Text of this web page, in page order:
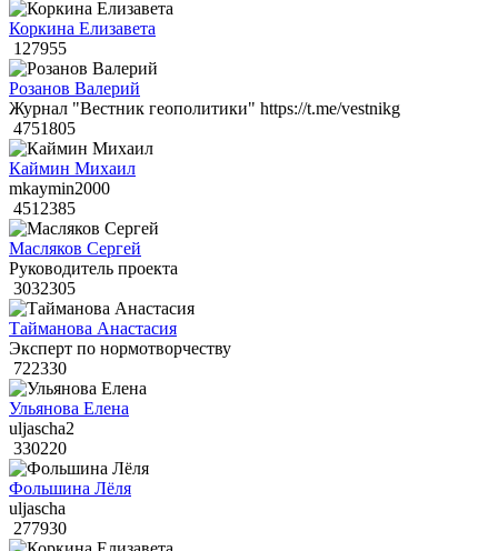
Коркина Елизавета
127955
Розанов Валерий
Журнал "Вестник геополитики" https://t.me/vestnikg
4751805
Каймин Михаил
mkaymin2000
4512385
Масляков Сергей
Руководитель проекта
3032305
Тайманова Анастасия
Эксперт по нормотворчеству
722330
Ульянова Елена
uljascha2
330220
Фольшина Лёля
uljascha
277930